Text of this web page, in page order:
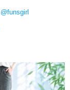
@funsgirl